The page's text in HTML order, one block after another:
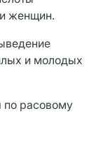
женщин.
и молодых
по расовому